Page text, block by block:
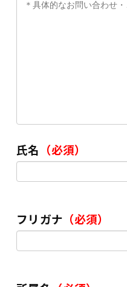
氏名 （必須）
フリガナ （必須）